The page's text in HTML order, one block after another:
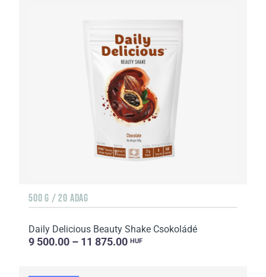
500 G / 20 ADAG
Daily Delicious Beauty Shake Csokoládé
9 500.00 – 11 875.00 HUF